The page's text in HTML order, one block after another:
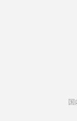
国